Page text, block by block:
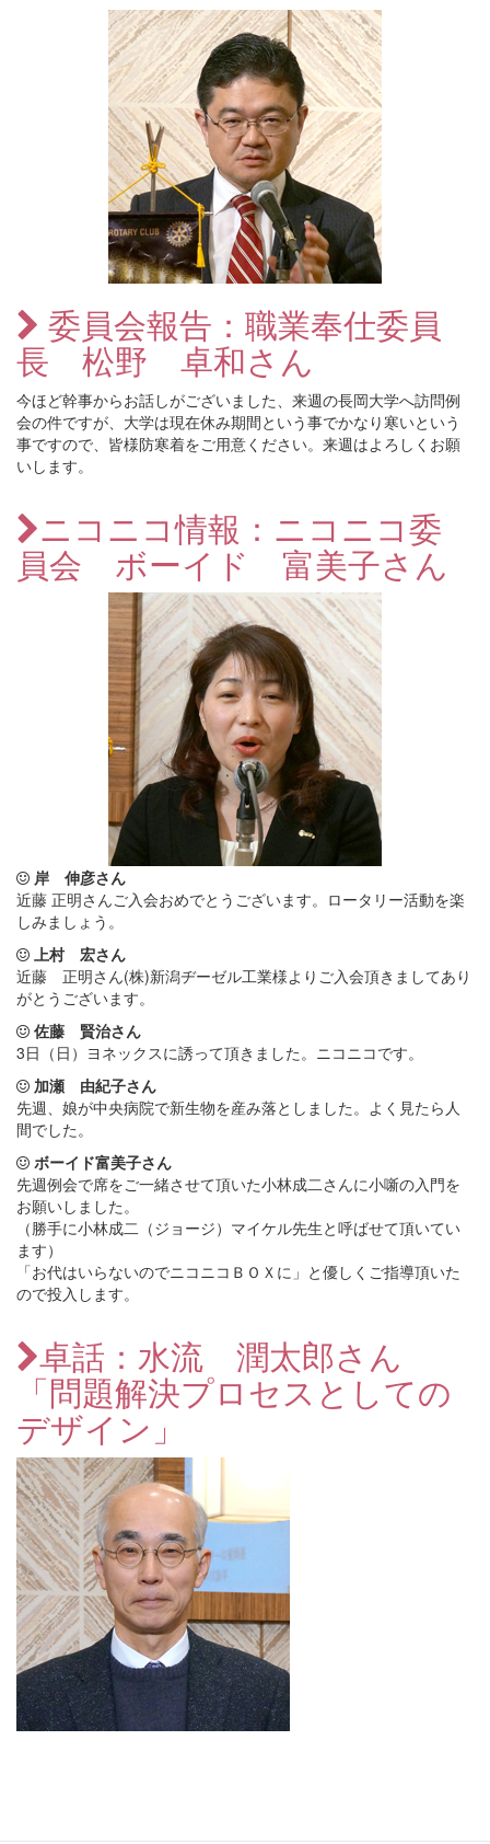
委員会報告：職業奉仕委員
長 松野 卓和さん
今ほど幹事からお話しがございました、来週の長岡大学へ訪問例
会の件ですが、大学は現在休み期間という事でかなり寒いという
事ですので、皆様防寒着をご用意ください。来週はよろしくお願
いします。
ニコニコ情報：ニコニコ委
員会 ボーイド 富美子さん
岸 伸彦さん
近藤 正明さんご入会おめでとうございます。ロータリー活動を楽
しみましょう。
上村 宏さん
近藤 正明さん(株)新潟ヂーゼル工業様よりご入会頂きましてあり
がとうございます。
佐藤 賢治さん
3日（日）ヨネックスに誘って頂きました。ニコニコです。
加瀬 由紀子さん
先週、娘が中央病院で新生物を産み落としました。よく見たら人
間でした。
ボーイド富美子さん
先週例会で席をご一緒させて頂いた小林成二さんに小噺の入門を
お願いしました。
（勝手に小林成二（ジョージ）マイケル先生と呼ばせて頂いてい
ます）
「お代はいらないのでニコニコＢＯＸに」と優しくご指導頂いた
ので投入します。
卓話：水流 潤太郎さん
「問題解決プロセスとしての
デザイン」